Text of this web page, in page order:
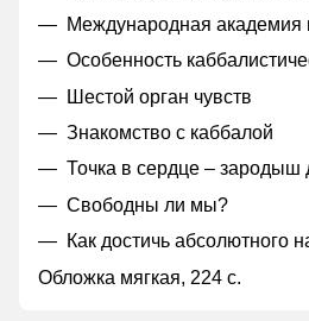
Международная академия
Особенность
Шестой орган чувств
Знакомство с каббалой
Точка в сердце – зародыш
Свободны ли мы?
Как достичь абсолютного
Обложка мягкая, 224 с.